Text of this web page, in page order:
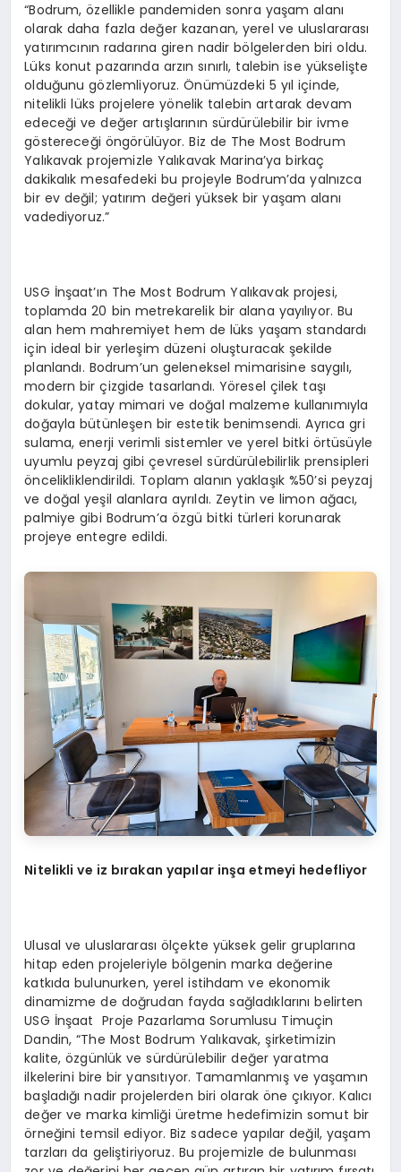
“Bodrum, özellikle pandemiden sonra yaşam alanı
olarak daha fazla değer kazanan, yerel ve uluslararası
yatırımcının radarına giren nadir bölgelerden biri oldu.
Lüks konut pazarında arzın sınırlı, talebin ise yükselişte
olduğunu gözlemliyoruz. Önümüzdeki 5 yıl içinde,
nitelikli lüks projelere yönelik talebin artarak devam
edeceği ve değer artışlarının sürdürülebilir bir ivme
göstereceği öngörülüyor. Biz de The Most Bodrum
Yalıkavak projemizle Yalıkavak Marina’ya birkaç
dakikalık mesafedeki bu projeyle Bodrum’da yalnızca
bir ev değil; yatırım değeri yüksek bir yaşam alanı
vadediyoruz.”
USG İnşaat’ın The Most Bodrum Yalıkavak projesi,
toplamda 20 bin metrekarelik bir alana yayılıyor. Bu
alan hem mahremiyet hem de lüks yaşam standardı
için ideal bir yerleşim düzeni oluşturacak şekilde
planlandı. Bodrum’un geleneksel mimarisine saygılı,
modern bir çizgide tasarlandı. Yöresel çilek taşı
dokular, yatay mimari ve doğal malzeme kullanımıyla
doğayla bütünleşen bir estetik benimsendi. Ayrıca gri
sulama, enerji verimli sistemler ve yerel bitki örtüsüyle
uyumlu peyzaj gibi çevresel sürdürülebilirlik prensipleri
öncelikliklendirildi. Toplam alanın yaklaşık %50’si peyzaj
ve doğal yeşil alanlara ayrıldı. Zeytin ve limon ağacı,
palmiye gibi Bodrum’a özgü bitki türleri korunarak
projeye entegre edildi.
Nitelikli ve iz bırakan yapılar inşa etmeyi hedefliyor
Ulusal ve uluslararası ölçekte yüksek gelir gruplarına
hitap eden projeleriyle bölgenin marka değerine
katkıda bulunurken, yerel istihdam ve ekonomik
dinamizme de doğrudan fayda sağladıklarını belirten
USG İnşaat Proje Pazarlama Sorumlusu Timuçin
Dandin, “The Most Bodrum Yalıkavak, şirketimizin
kalite, özgünlük ve sürdürülebilir değer yaratma
ilkelerini bire bir yansıtıyor. Tamamlanmış ve yaşamın
başladığı nadir projelerden biri olarak öne çıkıyor. Kalıcı
değer ve marka kimliği üretme hedefimizin somut bir
örneğini temsil ediyor. Biz sadece yapılar değil, yaşam
tarzları da geliştiriyoruz. Bu projemizle de bulunması